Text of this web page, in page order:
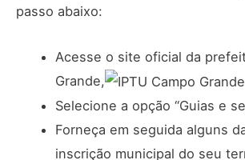
passo abaixo:
Acesse o site oficial da
Grande,
Selecione a opção “Guias e
Forneça em seguida alguns
inscrição municipal do seu